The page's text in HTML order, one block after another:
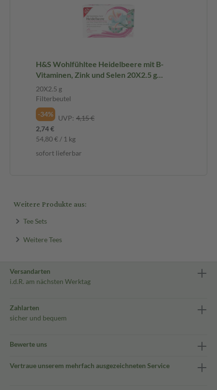
H&S Wohlfühltee Heidelbeere mit B-
Vitaminen, Zink und Selen 20X2.5 g
Filterbeutel
20X2.5 g
Filterbeutel
-34%
UVP: 4,15 €
2,74 €
54,80 € / 1 kg
sofort lieferbar
Weitere Produkte aus:
Tee Sets
Weitere Tees
Versandarten
i.d.R. am nächsten Werktag
Zahlarten
sicher und bequem
Bewerte uns
Vertraue unserem mehrfach ausgezeichneten Service